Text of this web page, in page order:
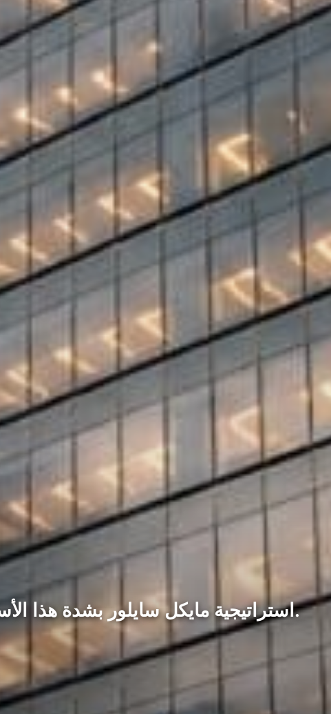
ما الذي حدث. هاجم براد جارلينجهاوس، الرئيس التنفيذي لشركة Ripple، استراتيجية مايكل سايلور بشدة هذا الأسبوع.